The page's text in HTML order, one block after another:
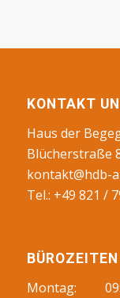
KONTAKT
Haus der
Blücherstraße
kontakt@hdb-
Tel.: +49 821 /
BÜROZEITEN
Montag: